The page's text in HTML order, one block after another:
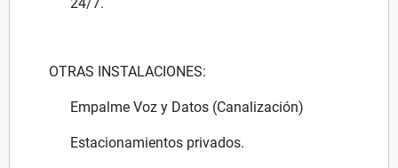
OTRAS INSTALACIONES:
Empalme Voz y Datos (Canalización)
Estacionamientos privados.